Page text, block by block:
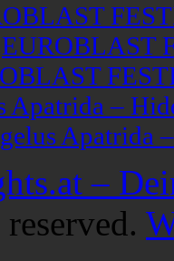
EUROBLAST
Apatrida –
Apatrida
–